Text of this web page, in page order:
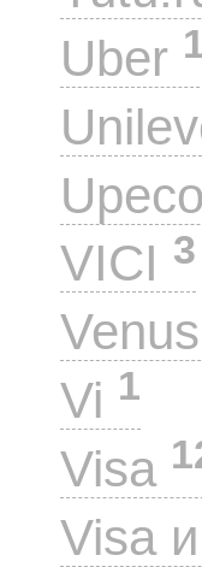
Uber
Upeco
VICI 3
Venus
Vi 1
Visa
Visa